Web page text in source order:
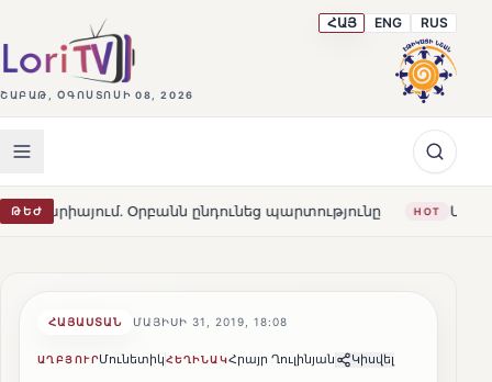
ՇԱԲԱԹ, ՕԳՈՍՏՈՍԻ 08, 2026
ՀԱՅ ENG RUS
ԹԵԺՕրբանն ընդունեց պարտությունը HOT Մարթա Կոս.
ՀԱՅԱՍՏԱՆ ՄԱՅԻՍԻ 31, 2019, 18:08
ԱՂԲՅՈՒՐՄունետիկՀԵՂԻՆԱԿՀրայր Ղուլինյան Կիսվել